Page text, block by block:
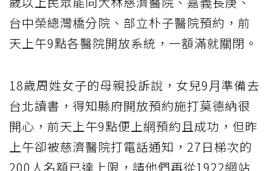
台中榮總灣橋分院、部立朴子醫院預約，前
天上午9點各醫院開放系統，一額滿就關閉。
18歲周姓女子的母親投訴說，女兒9月準備去
台北讀書，得知縣府開放預約施打莫德納很
開心，前天上午9點便上網預約且成功，但昨
上午卻被慈濟醫院打電話通知，27日梯次的
200人名額已達上限，請他們再從1922網站